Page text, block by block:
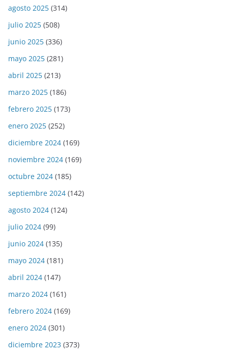
agosto 2025 (314)
julio 2025 (508)
junio 2025 (336)
mayo 2025 (281)
abril 2025 (213)
marzo 2025 (186)
febrero 2025 (173)
enero 2025 (252)
diciembre 2024 (169)
noviembre 2024 (169)
octubre 2024 (185)
septiembre 2024 (142)
agosto 2024 (124)
julio 2024 (99)
junio 2024 (135)
mayo 2024 (181)
abril 2024 (147)
marzo 2024 (161)
febrero 2024 (169)
enero 2024 (301)
diciembre 2023 (373)